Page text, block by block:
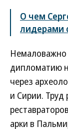
О чем
лидерами
Немаловажно
дипломатию
через
и Сирии. Труд
арки в